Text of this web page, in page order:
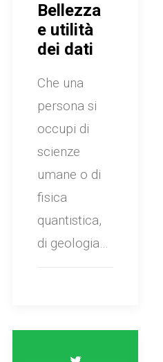
Bellezza
e utilità
dei dati
Che una
persona si
occupi di
scienze
umane o di
fisica
quantistica,
di geologia…